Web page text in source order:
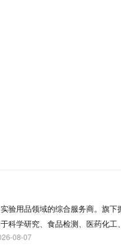
验用品领域的综合服务商。旗
科学研究、食品检测、医药化
BKMAMLAB品牌作为国产新锐
08-07